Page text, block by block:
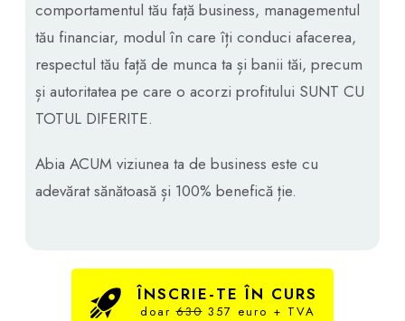
comportamentul tău față business, managementul
tău financiar, modul în care îți conduci afacerea,
respectul tău față de munca ta și banii tăi, precum
și autoritatea pe care o acorzi profitului SUNT CU
TOTUL DIFERITE.
Abia ACUM viziunea ta de business este cu
adevărat sănătoasă și 100% benefică ție.
ÎNSCRIE-TE ÎN CURS
doar630357 euro + TVA